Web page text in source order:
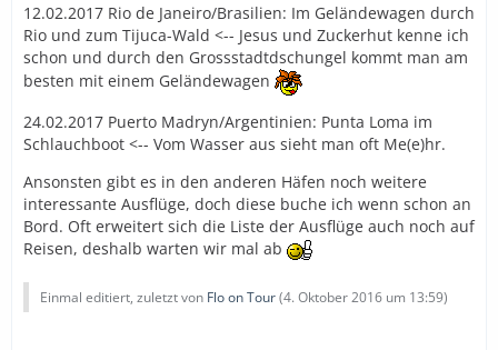
12.02.2017 Rio de Janeiro/Brasilien: Im Geländewagen durch
Rio und zum Tijuca-Wald <-- Jesus und Zuckerhut kenne ich
schon und durch den Grossstadtdschungel kommt man am
besten mit einem Geländewagen
24.02.2017 Puerto Madryn/Argentinien: Punta Loma im
Schlauchboot <-- Vom Wasser aus sieht man oft Me(e)hr.
Ansonsten gibt es in den anderen Häfen noch weitere
interessante Ausflüge, doch diese buche ich wenn schon an
Bord. Oft erweitert sich die Liste der Ausflüge auch noch auf
Reisen, deshalb warten wir mal ab
Einmal editiert, zuletzt von Flo on Tour(4. Oktober 2016 um 13:59)